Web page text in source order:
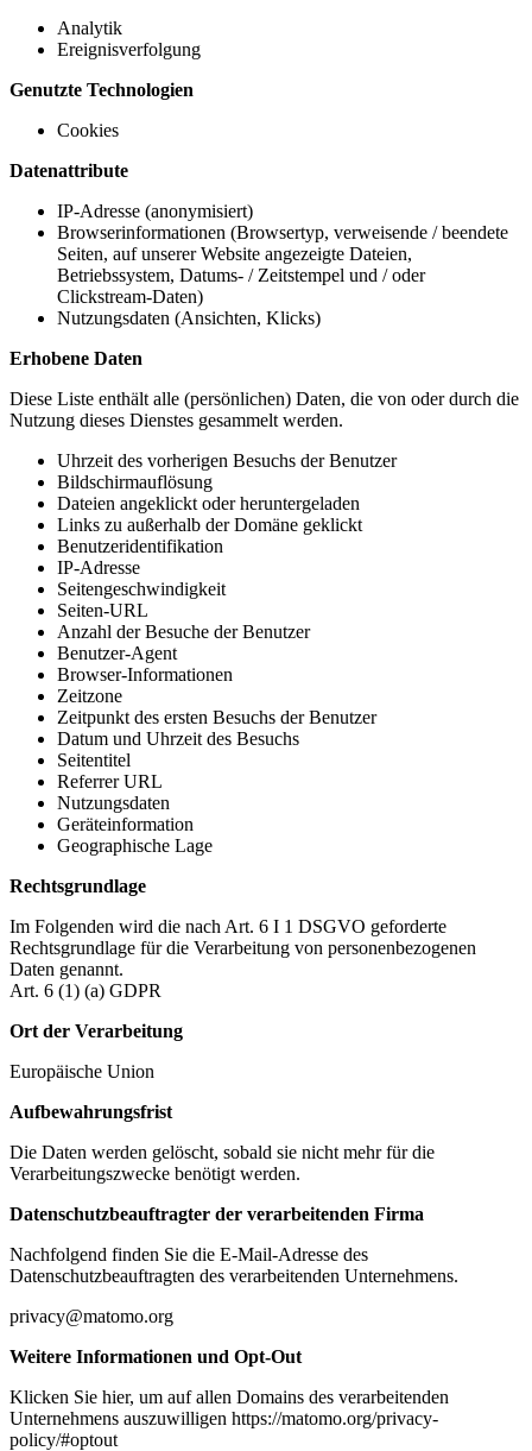
Analytik
Ereignisverfolgung
Genutzte Technologien
Cookies
Datenattribute
IP-Adresse (anonymisiert)
Browserinformationen (Browsertyp, verweisende / beendete
Seiten, auf unserer Website angezeigte Dateien,
Betriebssystem, Datums- / Zeitstempel und / oder
Clickstream-Daten)
Nutzungsdaten (Ansichten, Klicks)
Erhobene Daten
Diese Liste enthält alle (persönlichen) Daten, die von oder durch die
Nutzung dieses Dienstes gesammelt werden.
Uhrzeit des vorherigen Besuchs der Benutzer
Bildschirmauflösung
Dateien angeklickt oder heruntergeladen
Links zu außerhalb der Domäne geklickt
Benutzeridentifikation
IP-Adresse
Seitengeschwindigkeit
Seiten-URL
Anzahl der Besuche der Benutzer
Benutzer-Agent
Browser-Informationen
Zeitzone
Zeitpunkt des ersten Besuchs der Benutzer
Datum und Uhrzeit des Besuchs
Seitentitel
Referrer URL
Nutzungsdaten
Geräteinformation
Geographische Lage
Rechtsgrundlage
Im Folgenden wird die nach Art. 6 I 1 DSGVO geforderte
Rechtsgrundlage für die Verarbeitung von personenbezogenen
Daten genannt.
Art. 6 (1) (a) GDPR
Ort der Verarbeitung
Europäische Union
Aufbewahrungsfrist
Die Daten werden gelöscht, sobald sie nicht mehr für die
Verarbeitungszwecke benötigt werden.
Datenschutzbeauftragter der verarbeitenden Firma
Nachfolgend finden Sie die E-Mail-Adresse des
Datenschutzbeauftragten des verarbeitenden Unternehmens.
privacy@matomo.org
Weitere Informationen und Opt-Out
Klicken Sie hier, um auf allen Domains des verarbeitenden
Unternehmens auszuwilligen https://matomo.org/privacy-
policy/#optout